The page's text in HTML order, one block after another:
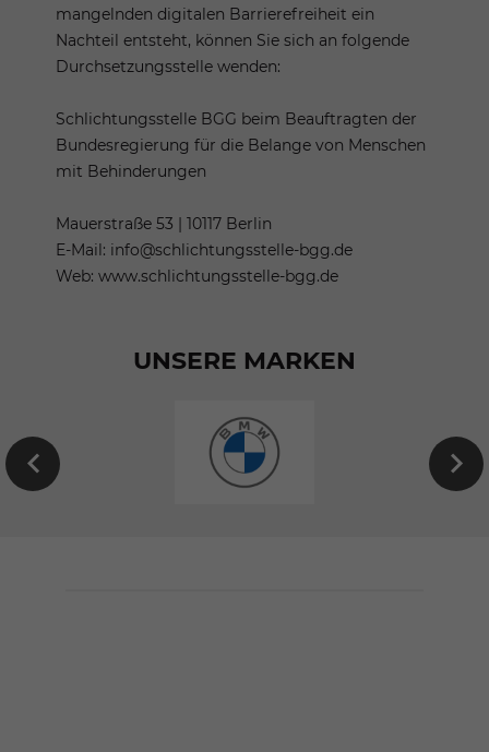
mangelnden digitalen Barrierefreiheit ein
Nachteil entsteht, können Sie sich an folgende
Durchsetzungsstelle wenden:
Schlichtungsstelle BGG beim Beauftragten der
Bundesregierung für die Belange von Menschen
mit Behinderungen
Mauerstraße 53 | 10117 Berlin
E-Mail: info@schlichtungsstelle-bgg.de
Web: www.schlichtungsstelle-bgg.de
UNSERE MARKEN
EU-
Neuwagen